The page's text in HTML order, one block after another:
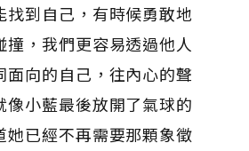
找到自己，有時候勇敢地
撞，我們更容易透過他人
面向的自己，往內心的聲
像小藍最後放開了氣球的
她已經不再需要那顆象徵